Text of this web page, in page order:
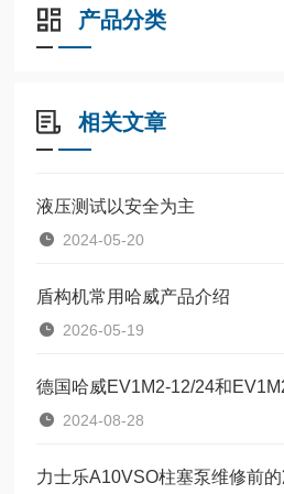
产品分类
相关文章
液压测试以安全为主
2024-05-20
盾构机常用哈威产品介绍
2026-05-19
德国哈威EV1M2-12/24和
2024-08-28
力士乐A10VSO柱塞泵维修前